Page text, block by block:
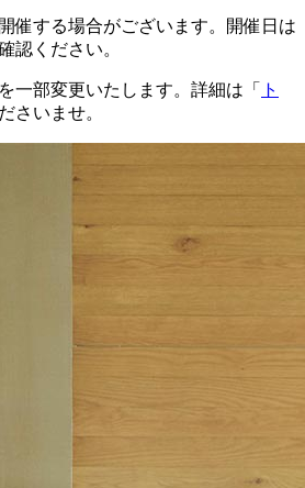
催する場合がございます。開催日は
認ください。
一部変更いたします。詳細は「
ト
さいませ。